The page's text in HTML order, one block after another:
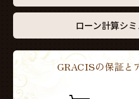
ローン計算シ
GRACISの保証と